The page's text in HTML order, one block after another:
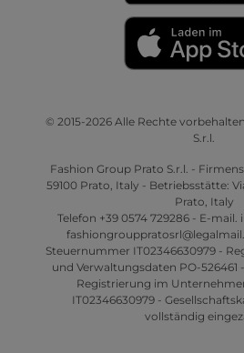
© 2015-2026 Alle Rechte
S.r.l.
Fashion Group Prato S.r.l. -
59100 Prato, Italy - Betriebsstätte:
Prato, Italy
Telefon +39 0574 729286 - E-
Steuernummer IT02346630979 -
und Verwaltungsdaten PO-
Registrierung im
IT02346630979 -
vollständig